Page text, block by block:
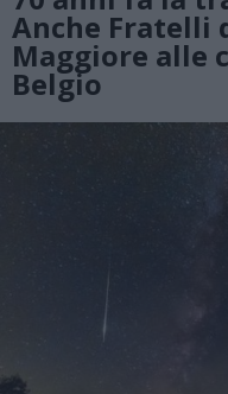
Anche Fratelli
Maggiore alle
Belgio